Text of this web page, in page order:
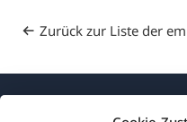
Zurück zur Liste der